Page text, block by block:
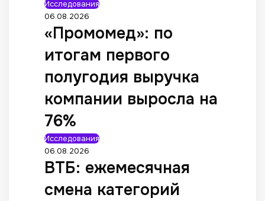
Исследования
06.08.2026
«Промомед»: по
итогам первого
полугодия выручка
компании выросла на
76%
Исследования
06.08.2026
ВТБ: ежемесячная
смена категорий